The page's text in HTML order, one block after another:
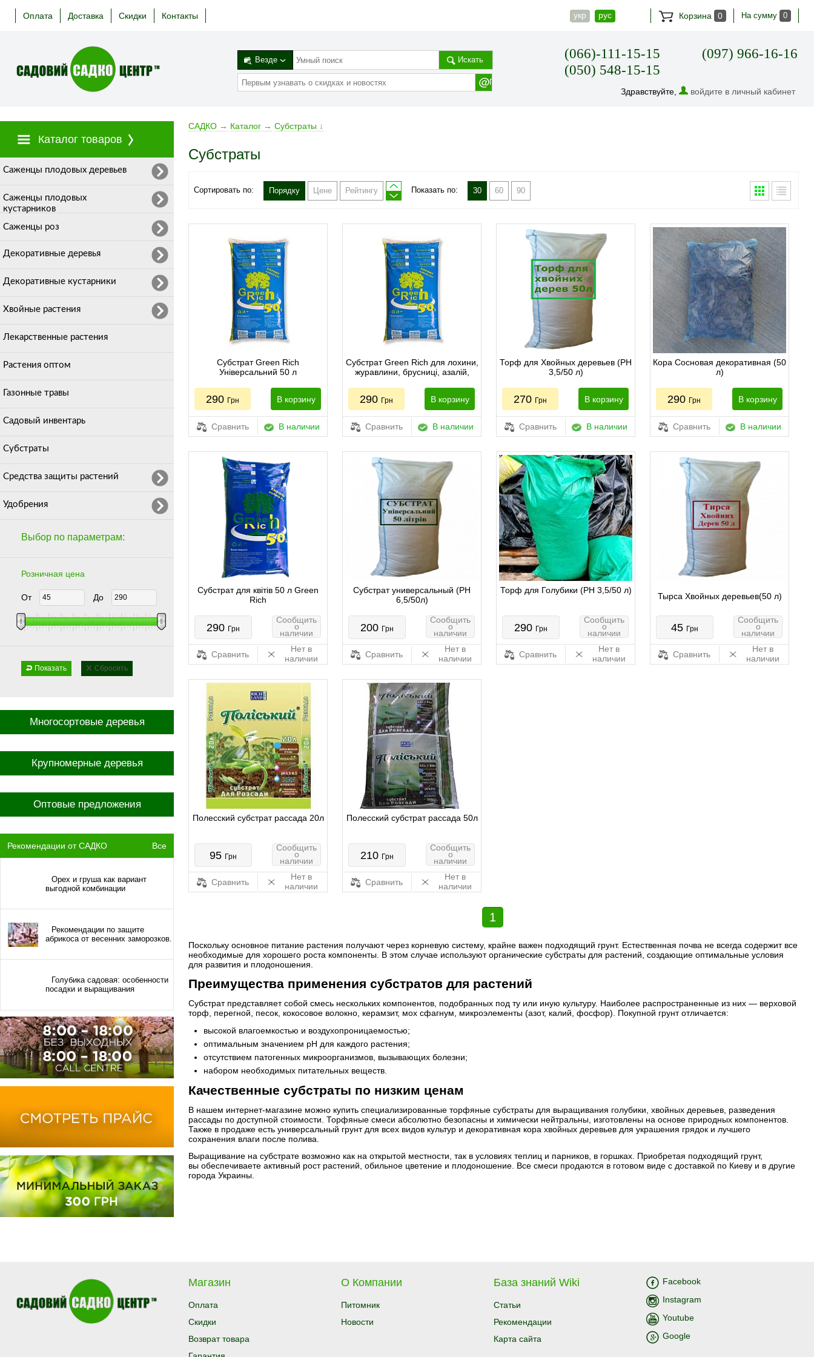
Оплата Доставка Скидки Контакты укр рус Корзина 0 На сумму 0
Везде Искать
(066)-111-15-15
(050) 548-15-15
(097) 966-16-16
Здравствуйте, войдите в личный кабинет
Каталог товаров
Cаженцы плодовых деревьев
Саженцы плодовых
кустарников
Саженцы роз
Декоративные деревья
Декоративные кустарники
Хвойные растения
Лекарственные растения
Растения оптом
Газонные травы
Садовый инвентарь
Субстраты
Средства защиты растений
Удобрения
Многосортовые деревья
Крупномерные деревья
Оптовые предложения
Рекомендации от САДКО Все
Орех и груша как вариант
выгодной комбинации
Рекомендации по защите
абрикоса от весенних заморозков.
Голубика садовая: особенности
посадки и выращивания
Выбор по параметрам:
Розничная цена
От До
Показать Сбросить
САДКО → Каталог → Субстраты ↓
Субстраты
Сортировать по: Порядку Цене Рейтингу Показать по: 30 60 90
Субстрат Green Rich
Універсальний 50 л
290 Грн В корзину
Сравнить В наличии
Субстрат Green Rich для лохини,
журавлини, брусниці, азалій,
та інших рослин 50 л
290 Грн В корзину
Сравнить В наличии
Торф для Хвойных деревьев (РН
3,5/50 л)
270 Грн В корзину
Сравнить В наличии
Кора Сосновая декоративная (50
л)
290 Грн В корзину
Сравнить В наличии
Субстрат для квітів 50 л Green
Rich
290 Грн
Сообщить
о
наличии
Сравнить
Нет в
наличии
Субстрат универсальный (PH
6,5/50л)
200 Грн
Сообщить
о
наличии
Сравнить
Нет в
наличии
Торф для Голубики (РН 3,5/50 л)
290 Грн
Сообщить
о
наличии
Сравнить
Нет в
наличии
Тырса Хвойных деревьев(50 л)
45 Грн
Сообщить
о
наличии
Сравнить
Нет в
наличии
Полесский субстрат рассада 20л
95 Грн
Сообщить
о
наличии
Сравнить
Нет в
наличии
Полесский субстрат рассада 50л
210 Грн
Сообщить
о
наличии
Сравнить
Нет в
наличии
1
Поскольку основное питание растения получают через корневую систему, крайне важен подходящий грунт. Естественная почва не всегда содержит все
необходимые для хорошего роста компоненты. В этом случае используют органические субстраты для растений, создающие оптимальные условия
для развития и плодоношения.
Преимущества применения субстратов для растений
Субстрат представляет собой смесь нескольких компонентов, подобранных под ту или иную культуру. Наиболее распространенные из них — верховой
торф, перегной, песок, кокосовое волокно, керамзит, мох сфагнум, микроэлементы (азот, калий, фосфор). Покупной грунт отличается:
высокой влагоемкостью и воздухопроницаемостью;
оптимальным значением pH для каждого растения;
отсутствием патогенных микроорганизмов, вызывающих болезни;
набором необходимых питательных веществ.
Качественные субстраты по низким ценам
В нашем интернет-магазине можно купить специализированные торфяные субстраты для выращивания голубики, хвойных деревьев, разведения
рассады по доступной стоимости. Торфяные смеси абсолютно безопасны и химически нейтральны, изготовлены на основе природных компонентов.
Также в продаже есть универсальный грунт для всех видов культур и декоративная кора хвойных деревьев для украшения грядок и лучшего
сохранения влаги после полива.
Выращивание на субстрате возможно как на открытой местности, так в условиях теплиц и парников, в горшках. Приобретая подходящий грунт,
вы обеспечиваете активный рост растений, обильное цветение и плодоношение. Все смеси продаются в готовом виде с доставкой по Киеву и в другие
города Украины.
Магазин
Оплата
Скидки
Возврат товара
О Компании
Питомник
Новости
База знаний Wiki
Статьи
Рекомендации
Карта сайта
Facebook
Instagram
Youtube
Google